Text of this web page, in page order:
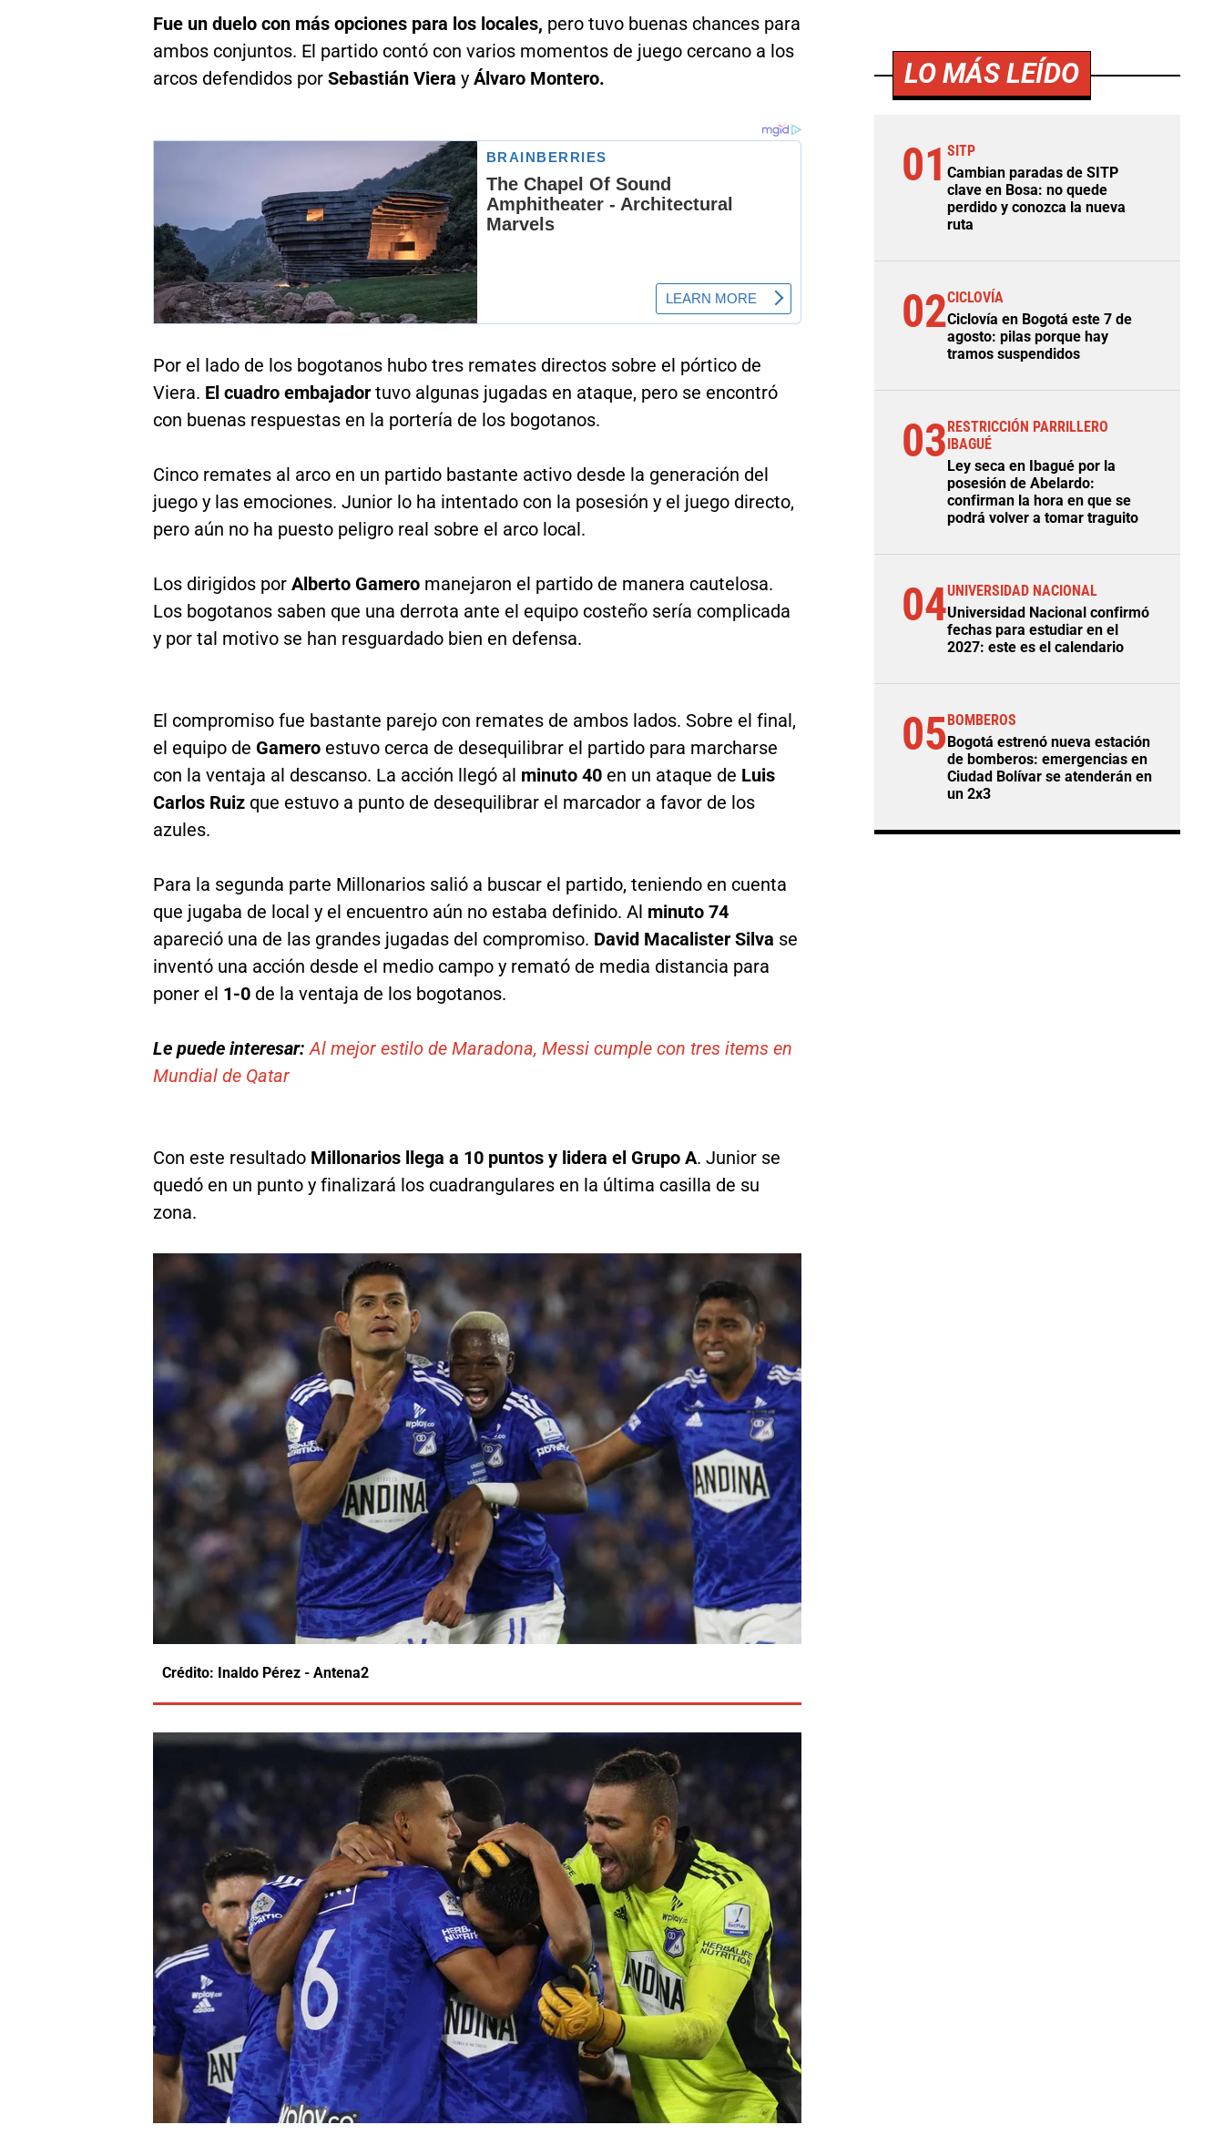
Fue un duelo con más opciones para los locales, pero tuvo buenas chances para
ambos conjuntos. El partido contó con varios momentos de juego cercano a los
arcos defendidos por Sebastián Viera y Álvaro Montero.
Por el lado de los bogotanos hubo tres remates directos sobre el pórtico de
Viera. El cuadro embajador tuvo algunas jugadas en ataque, pero se encontró
con buenas respuestas en la portería de los bogotanos.
Cinco remates al arco en un partido bastante activo desde la generación del
juego y las emociones. Junior lo ha intentado con la posesión y el juego directo,
pero aún no ha puesto peligro real sobre el arco local.
Los dirigidos porAlberto Gamero manejaron el partido de manera cautelosa.
Los bogotanos saben que una derrota ante el equipo costeño sería complicada
y por tal motivo se han resguardado bien en defensa.
El compromiso fue bastante parejo con remates de ambos lados. Sobre el final,
el equipo de Gameroestuvo cerca de desequilibrar el partido para marcharse
con la ventaja al descanso. La acción llegó al minuto 40 en un ataque de Luis
Carlos Ruizque estuvo a punto de desequilibrar el marcador a favor de los
azules.
Para la segunda parte Millonarios salió a buscar el partido, teniendo en cuenta
que jugaba de local y el encuentro aún no estaba definido. Al minuto 74
apareció una de las grandes jugadas del compromiso. David Macalister Silva se
inventó una acción desde el medio campo y remató de media distancia para
poner el 1-0 de la ventaja de los bogotanos.
Le puede interesar: Al mejor estilo de Maradona, Messi cumple con tres items en
Mundial de Qatar
Con este resultado Millonarios llega a 10 puntos y lidera el Grupo A. Junior se
quedó en un punto y finalizará los cuadrangulares en la última casilla de su
zona.
Crédito: Inaldo Pérez - Antena2
LO MÁS LEÍDO
01 SITP
Cambian paradas de SITP
clave en Bosa: no quede
perdido y conozca la nueva
ruta
02CICLOVÍA
Ciclovía en Bogotá este 7 de
agosto: pilas porque hay
tramos suspendidos
03RESTRICCIÓN PARRILLERO
IBAGUÉ
Ley seca en Ibagué por la
posesión de Abelardo:
confirman la hora en que se
podrá volver a tomar traguito
04UNIVERSIDAD NACIONAL
Universidad Nacional confirmó
fechas para estudiar en el
2027: este es el calendario
05BOMBEROS
Bogotá estrenó nueva estación
de bomberos: emergencias en
Ciudad Bolívar se atenderán en
un 2x3